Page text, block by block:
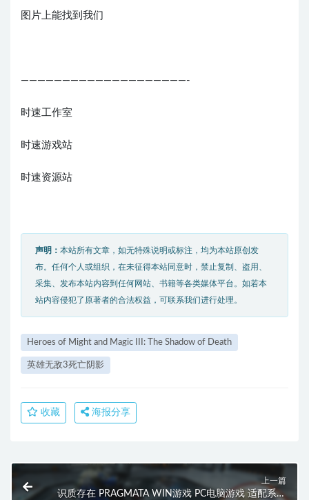
图片上能找到我们
————————————————————-
时速工作室
时速游戏站
时速资源站
声明： 本站所有文章，如无特殊说明或标注，均为本站原创发
布。任何个人或组织，在未征得本站同意时，禁止复制、盗用、
采集、发布本站内容到任何网站、书籍等各类媒体平台。如若本
站内容侵犯了原著者的合法权益，可联系我们进行处理。
Heroes of Might and Magic III: The Shadow of Death
英雄无敌3死亡阴影
收藏 海报分享
上一篇
识质存在 PRAGMATA WIN游戏 PC电脑游戏 适配系统